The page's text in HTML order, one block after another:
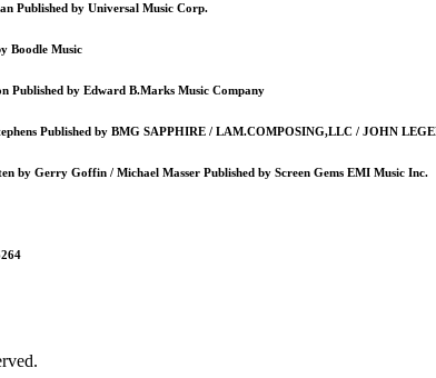
Published by Universal Music Corp.
Boodle Music
by Edward B.Marks Music Company
Published by BMG SAPPHIRE / LAM.COMPOSING,LLC / JOHN
by Gerry Goffin / Michael Masser Published by Screen Gems EMI Music Inc.